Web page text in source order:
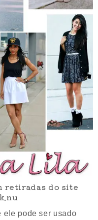
retiradas do site
ele pode ser usado